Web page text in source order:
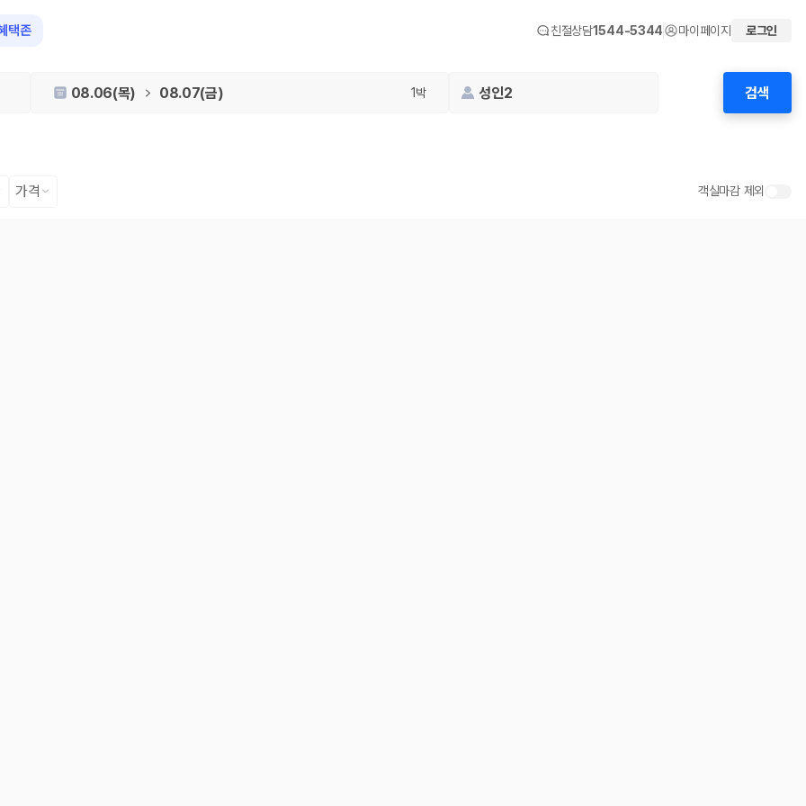
, 취소 규정이 다릅니다. 카모아는 여러 제주 렌트카 업체의 조건을 한 화면에서 비교해 사용자가 자신의 일정과 예산에 맞는 차량을 선택할 수 있도
비교합니다.
에 맞는 차종별 가격을 비교합니다.
비교합니다.
인합니다.
택존 친절상담1544-5344 마이페이지 로그인
08.06(목) 08.07(금) 1박 성인2 검색
가격 객실마감 제외